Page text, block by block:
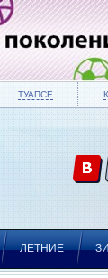
ТУАПСЕ
ЛЕТНИЕ